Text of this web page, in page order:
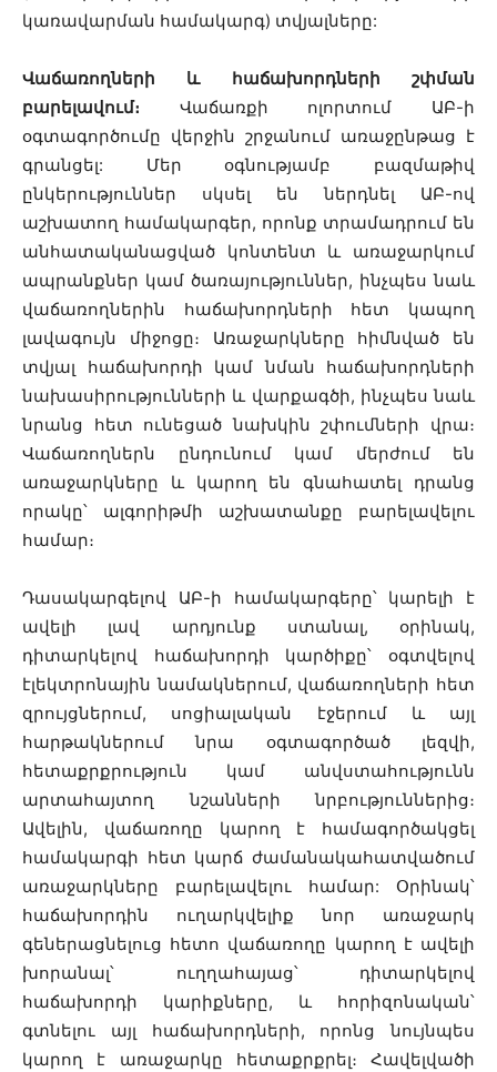
կառավարման համակարգ) տվյալները:
Վաճառողների և հաճախորդների շփման
բարելավում։ Վաճառքի ոլորտում ԱԲ-ի
օգտագործումը վերջին շրջանում առաջընթաց է
գրանցել: Մեր օգնությամբ բազմաթիվ
ընկերություններ սկսել են ներդնել ԱԲ-ով
աշխատող համակարգեր, որոնք տրամադրում են
անհատականացված կոնտենտ և առաջարկում
ապրանքներ կամ ծառայություններ, ինչպես նաև
վաճառողներին հաճախորդների հետ կապող
լավագույն միջոցը։ Առաջարկները հիմնված են
տվյալ հաճախորդի կամ նման հաճախորդների
նախասիրությունների և վարքագծի, ինչպես նաև
նրանց հետ ունեցած նախկին շփումների վրա։
Վաճառողներն ընդունում կամ մերժում են
առաջարկները և կարող են գնահատել դրանց
որակը՝ ալգորիթմի աշխատանքը բարելավելու
համար։
Դասակարգելով ԱԲ-ի համակարգերը՝ կարելի է
ավելի լավ արդյունք ստանալ, օրինակ,
դիտարկելով հաճախորդի կարծիքը՝ օգտվելով
էլեկտրոնային նամակներում, վաճառողների հետ
զրույցներում, սոցիալական էջերում և այլ
հարթակներում նրա օգտագործած լեզվի,
հետաքրքրություն կամ անվստահությունն
արտահայտող նշանների նրբություններից։
Ավելին, վաճառողը կարող է համագործակցել
համակարգի հետ կարճ ժամանակահատվածում
առաջարկները բարելավելու համար: Օրինակ՝
հաճախորդին ուղարկվելիք նոր առաջարկ
գեներացնելուց հետո վաճառողը կարող է ավելի
խորանալ՝ ուղղահայաց՝ դիտարկելով
հաճախորդի կարիքները, և հորիզոնական՝
գտնելու այլ հաճախորդների, որոնց նույնպես
կարող է առաջարկը հետաքրքրել։ Հավելվածի